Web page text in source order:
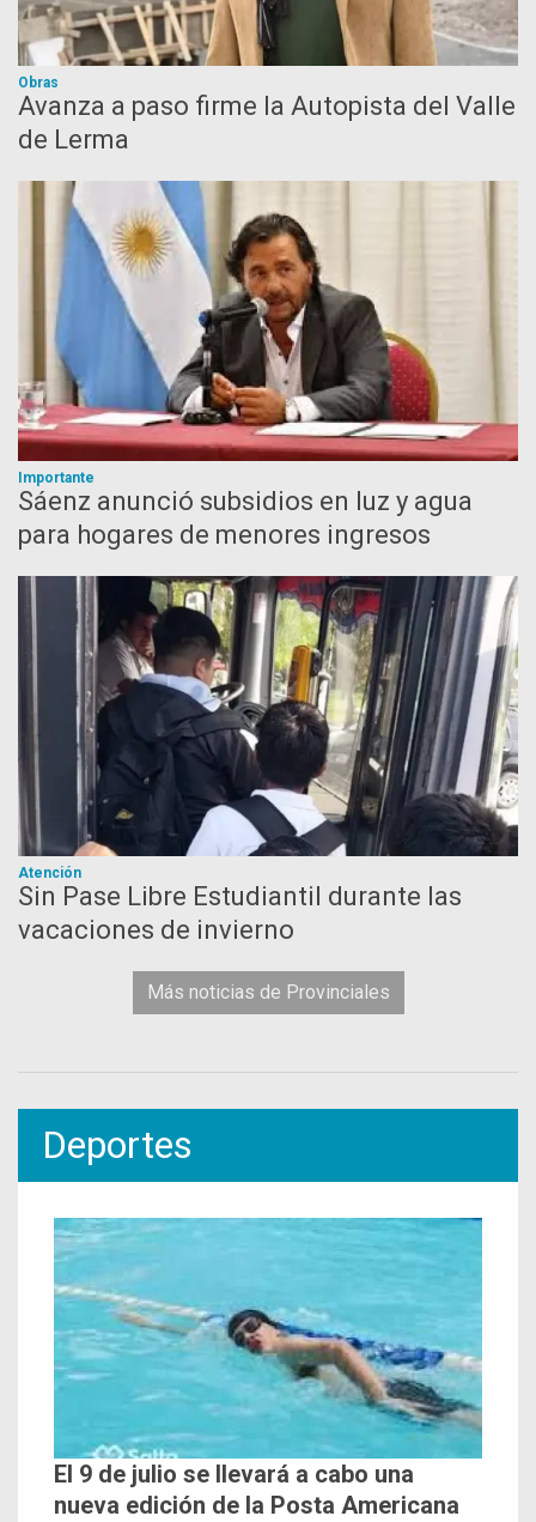
Obras
Avanza a paso firme la Autopista del Valle
de Lerma
Importante
Sáenz anunció subsidios en luz y agua
para hogares de menores ingresos
Atención
Sin Pase Libre Estudiantil durante las
vacaciones de invierno
Más noticias de Provinciales
Deportes
El 9 de julio se llevará a cabo una
nueva edición de la Posta Americana